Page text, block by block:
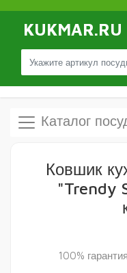
KUKMAR.RU
Каталог
Ковшик
"Trendy
100%